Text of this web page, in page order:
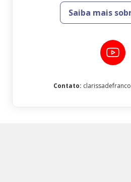
Saiba mais
Contato: